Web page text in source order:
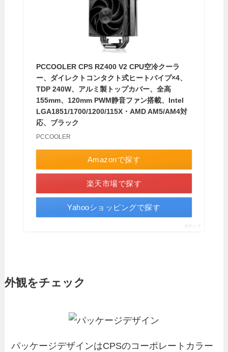
PCCOOLER CPS RZ400 V2 CPU空冷クーラ
ー、ダイレクトコンタクト式ヒートパイプ×4、
TDP 240W、アルミ製トップカバー、全高
155mm、120mm PWM静音ファン搭載、Intel
LGA1851/1700/1200/115X・AMD AM5/AM4対
応、ブラック
PCCOOLER
Amazonで探す
楽天市場で探す
Yahooショッピングで探す
ポチップ
外観をチェック
パッケージデザインはCPSのコーポレートカラー